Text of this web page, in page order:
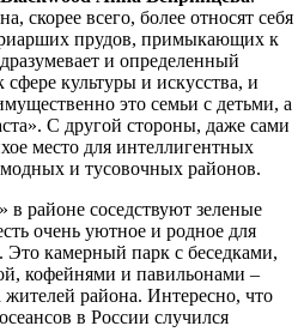
скорее всего, более относят себя
прудов, примыкающих к
и определенный
культуры и искусства, и
это семьи с детьми, а
С другой стороны, даже сами
место для интеллигентных
и тусовочных районов.
районе соседствуют зеленые
очень уютное и родное для
камерный парк с беседками,
кофейнями и павильонами –
района. Интересно, что
в России случился